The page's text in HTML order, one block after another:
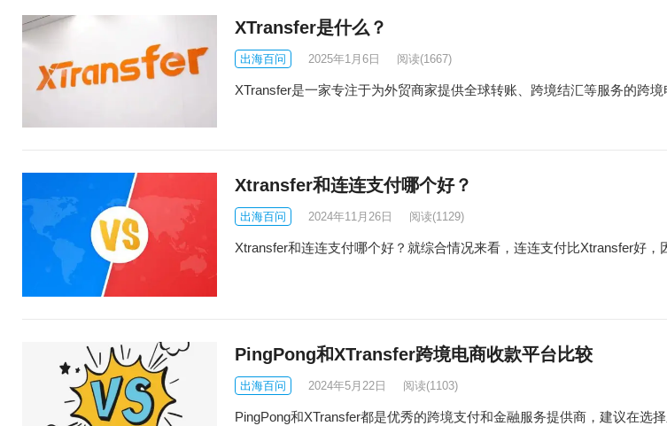
XTransfer是什么？
出海百问 2025年1月6日 阅读(1667)
XTransfer是一家专注于为外贸商家提供全球转账、跨境结汇等服务的跨
Xtransfer和连连支付哪个好？
出海百问 2024年11月26日 阅读(1129)
Xtransfer和连连支付哪个好？就综合情况来看，连连支付比Xtransfer好
PingPong和XTransfer跨境电商收款平台比较
出海百问 2024年5月22日 阅读(1103)
PingPong和XTransfer都是优秀的跨境支付和金融服务提供商，建议在选